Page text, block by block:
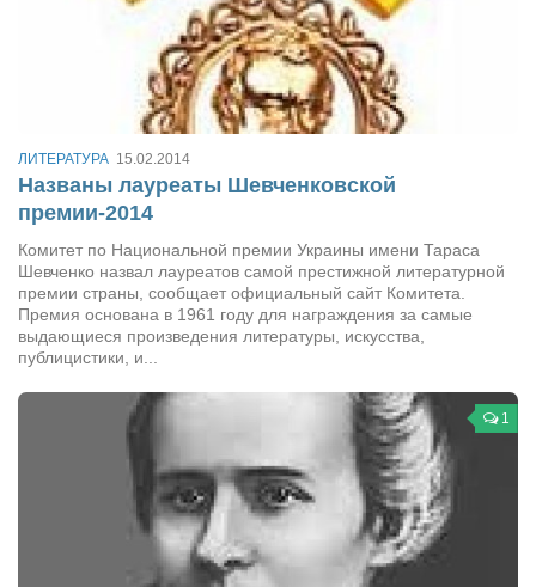
Художники
Анна Гидора
Римма Миленкова
Ирина Проценко
Александр Садовский
Анна Черненко
Марина Фенота
ЛИТЕРАТУРА 15.02.2014
Названы лауреаты Шевченковской
премии-2014
Комитет по Национальной премии Украины имени Тараса
Шевченко назвал лауреатов самой престижной литературной
премии страны, cообщает официальный сайт Комитета.
Премия основана в 1961 году для награждения за самые
выдающиеся произведения литературы, искусства,
публицистики, и...
1